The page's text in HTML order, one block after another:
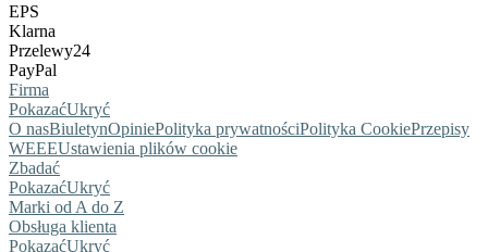
EPS
Klarna
Przelewy24
PayPal
Firma
PokazaćUkryć
O nasBiuletynOpiniePolityka prywatnościPolityka CookiePrzepisy
WEEEUstawienia plików cookie
Zbadać
PokazaćUkryć
Marki od A do Z
Obsługa klienta
PokazaćUkryć